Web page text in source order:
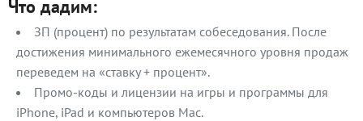
Что дадим:
ЗП (процент) по результатам собеседования. После
достижения минимального ежемесячного уровня продаж
переведем на «ставку + процент».
Промо-коды и лицензии на игры и программы для
iPhone, iPad и компьютеров Mac.